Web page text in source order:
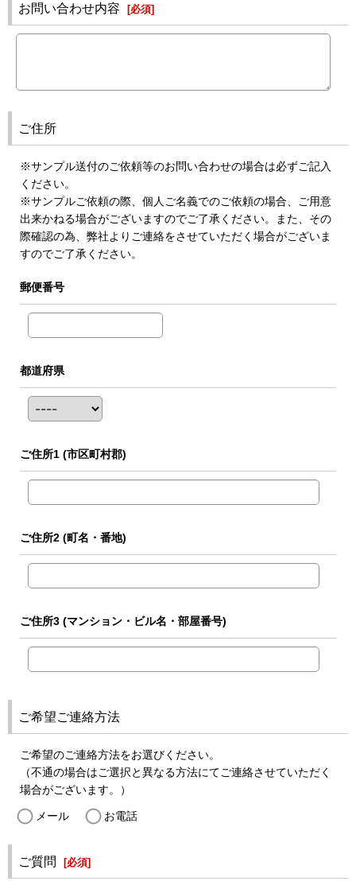
お問い合わせ内容 [必須]
ご住所
※サンプル送付のご依頼等のお問い合わせの場合は必ずご記入
ください。
※サンプルご依頼の際、個人ご名義でのご依頼の場合、ご用意
出来かねる場合がございますのでご了承ください。また、その
際確認の為、弊社よりご連絡をさせていただく場合がございま
すのでご了承ください。
郵便番号
都道府県
ご住所1 (市区町村郡)
ご住所2 (町名・番地)
ご住所3 (マンション・ビル名・部屋番号)
ご希望ご連絡方法
ご希望のご連絡方法をお選びください。
（不通の場合はご選択と異なる方法にてご連絡させていただく
場合がございます。）
メール お電話
ご質問 [必須]